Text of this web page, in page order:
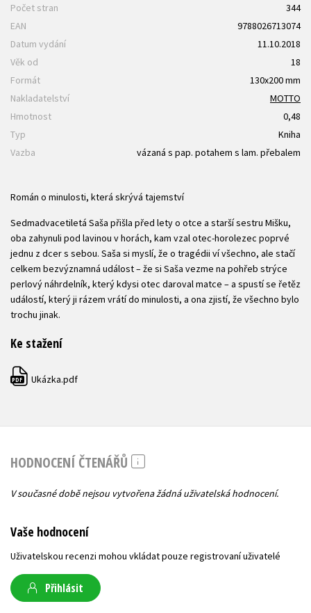
Počet stran
344
EAN
9788026713074
Datum vydání
11.10.2018
Věk od
18
Formát
130x200 mm
Nakladatelství
MOTTO
Hmotnost
0,48
Typ
Kniha
Vazba
vázaná s pap. potahem s lam. přebalem
Román o minulosti, která skrývá tajemství
Sedmadvacetiletá Saša přišla před lety o otce a starší sestru Mišku,
oba zahynuli pod lavinou v horách, kam vzal otec-horolezec poprvé
jednu z dcer s sebou. Saša si myslí, že o tragédii ví všechno, ale stačí
celkem bezvýznamná událost – že si Saša vezme na pohřeb strýce
perlový náhrdelník, který kdysi otec daroval matce – a spustí se řetěz
událostí, který ji rázem vrátí do minulosti, a ona zjistí, že všechno bylo
trochu jinak.
Ke stažení
PDF Ukázka.pdf
HODNOCENÍ ČTENÁŘŮ
V současné době nejsou vytvořena žádná uživatelská hodnocení.
Vaše hodnocení
Uživatelskou recenzi mohou vkládat pouze registrovaní uživatelé
Přihlásit